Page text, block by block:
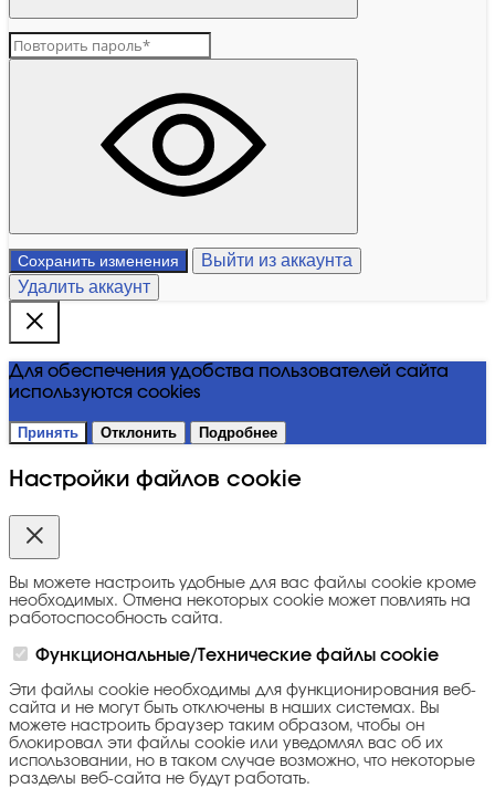
Сохранить изменения
Выйти из аккаунта
Удалить аккаунт
Для обеспечения удобства пользователей сайта
используются cookies
Принять Отклонить Подробнее
Настройки файлов cookie
Вы можете настроить удобные для вас файлы cookie кроме
необходимых. Отмена некоторых cookie может повлиять на
работоспособность сайта.
Функциональные/Технические файлы cookie
Эти файлы cookie необходимы для функционирования веб-
сайта и не могут быть отключены в наших системах. Вы
можете настроить браузер таким образом, чтобы он
блокировал эти файлы cookie или уведомлял вас об их
использовании, но в таком случае возможно, что некоторые
разделы веб-сайта не будут работать.